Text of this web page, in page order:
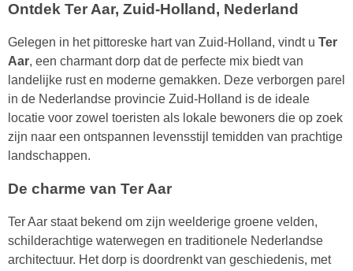
Ontdek Ter Aar, Zuid-Holland, Nederland
Gelegen in het pittoreske hart van Zuid-Holland, vindt u Ter
Aar, een charmant dorp dat de perfecte mix biedt van
landelijke rust en moderne gemakken. Deze verborgen parel
in de Nederlandse provincie Zuid-Holland is de ideale
locatie voor zowel toeristen als lokale bewoners die op zoek
zijn naar een ontspannen levensstijl temidden van prachtige
landschappen.
De charme van Ter Aar
Ter Aar staat bekend om zijn weelderige groene velden,
schilderachtige waterwegen en traditionele Nederlandse
architectuur. Het dorp is doordrenkt van geschiedenis, met